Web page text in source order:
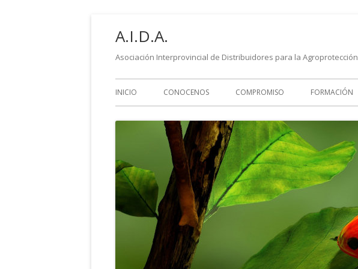
A.I.D.A.
Asociación Interprovincial de Distribuidores para la Agroprotección
Menú
principal
INICIO CONOCENOS COMPROMISO FORMACIÓN